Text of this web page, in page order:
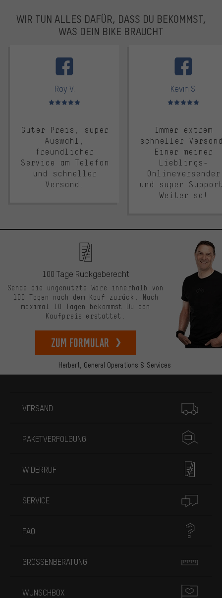
WIR TUN ALLES DAFÜR, DASS DU BEKOMMST,
WAS DEIN BIKE BRAUCHT
Roy V.
Bewertungen: 5 von 5
Guter Preis, super
Auswahl,
freundlicher
Service am Telefon
und schneller
Versand.
Kevin S.
Bewertungen: 5 von 5
Immer extrem
schneller
Einer meiner
Lieblings-
Onlineversender
und super
Weiter so!
Herbert, General Operations & Services
100 Tage Rückgaberecht
Sende die ungenutzte Ware innerhalb von
100 Tagen nach dem Kauf zurück. Nach
maximal 10 Tagen bekommst Du den
Kaufpreis erstattet.
zum Formular
VERSAND
PAKETVERFOLGUNG
WIDERRUF
SERVICE
FAQ
GRÖSSENBERATUNG
WUNSCHBOX